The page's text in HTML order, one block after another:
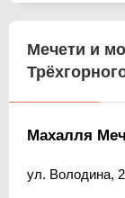
Мечети и
Махалля
ул. Володина,